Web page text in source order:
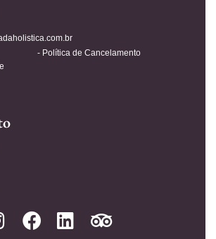
- Política de Cancelamento